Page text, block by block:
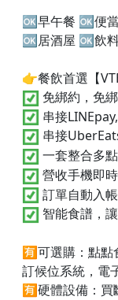
🆗早午餐 🆗便
🆗居酒屋 🆗飲
👉餐飲首選【
免綁約，免
串接
串接
一套整合多
營收手機即
訂單自動入
智能食譜，
🈶可選購：點點
訂候位系統，電
🈶硬體設備：買